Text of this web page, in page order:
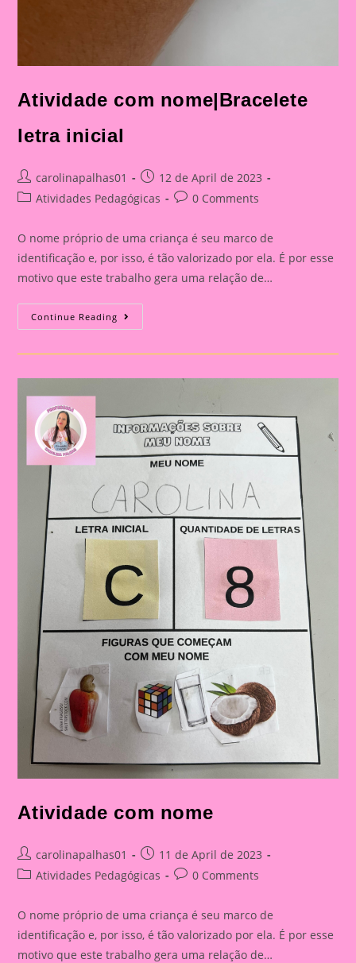
Atividade com nome|Bracelete
letra inicial
Post
author:
carolinapalhas01
Post
published:
12 de April de 2023
PostAtividades Pedagógicas
Post0 Comments
O nome próprio de uma criança é seu marco de
identificação e, por isso, é tão valorizado por ela. É por esse
motivo que este trabalho gera uma relação de…
Continue Reading Atividade
Com
Atividade com nome
Post
author:
carolinapalhas01
Post
published:
11 de April de 2023
PostAtividades Pedagógicas
Post0 Comments
O nome próprio de uma criança é seu marco de
identificação e, por isso, é tão valorizado por ela. É por esse
motivo que este trabalho gera uma relação de…